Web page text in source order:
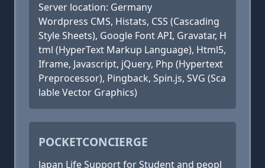
Server location: Germany
Wordpress CMS, Histats, CSS (Cascading
Style Sheets), Google Font API, Gravatar, H
tml (HyperText Markup Language), Html5,
Iframe, Javascript, jQuery, Php (Hypertext
Preprocessor), Pingback, Spin.js, SVG (Sca
lable Vector Graphics)
POCKETCONCIERGE
Japan Life Support for Student and peopl